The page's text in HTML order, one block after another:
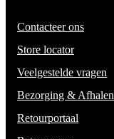
Contacteer ons
Store locator
Veelgestelde vragen
Bezorging & Afhalen
Retourportaal